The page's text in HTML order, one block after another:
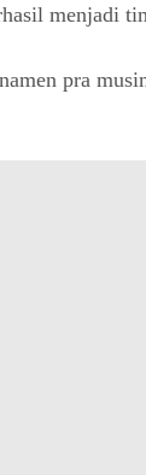
menjadi
pra